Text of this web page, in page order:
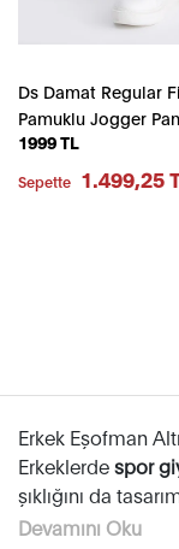
Ds Damat Regular
Pamuklu Jogger
1999 TL
Sepette 1.499,25
Erkek Eşofman
Erkeklerdespor
şıklığını da
esnek kumaş
Devamını Oku